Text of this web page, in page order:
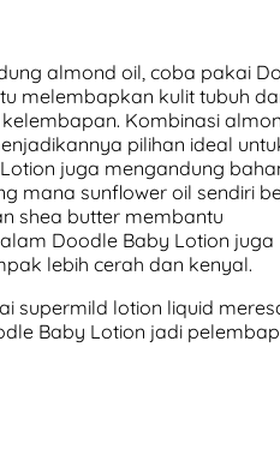
almond oil, coba pakai
melembapkan kulit tubuh
Kombinasi
pilihan ideal
juga mengandung
mana sunflower oil sendiri
shea butter membantu
Doodle Baby Lotion juga
lebih cerah dan kenyal.
supermild lotion liquid
Baby Lotion jadi